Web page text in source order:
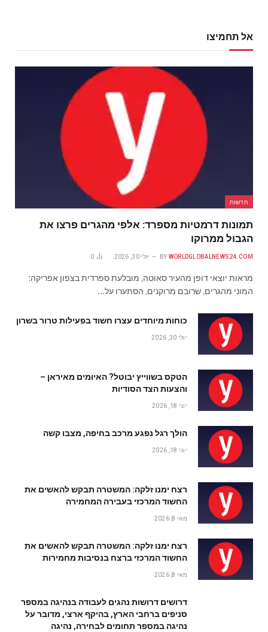
אל תחמיצו
חדשות
תמונות דרמטיות מספרד: אלפי מהגרים פרצו את
הגבול ממרוקו
BY WORLDGLOBALNEWS24.COM יולי 30, 2026 0
מראות יוצאי דופן מהעיר סאוטה, מובלעת ספרדית בצפון אפריקה:
המוני מהגרים, שרובם מרוקנים, הסתערו על…
כוחות מיוחדים עצרו חשוד בפעילות טרור בשרון
יולי 30, 2026
הטקס בשווייץ יבוטל? האיומים מאיראן –
והצעות הצד הסודיות
יוני 18, 2026
הולך רגל נפגע מרכב בחיפה, מצבו קשה
יוני 18, 2026
רצח ימנו זלקה: המשטרה תבקש להאשים את
החשוד המרכזי בעבירה המחמירה
מאי 8, 2026
רצח ימנו זלקה: המשטרה תבקש להאשים את
החשוד המרכזי ברצח בנסיבות מחמירות
מאי 8, 2026
דרושים דרושות נהגים לעבודה בנהיגה במספר
סניפים ברחבי הארץ, בהיקף ארצי, מדובר על
נהיגה במספר תחומים לבחירה, נהיגה